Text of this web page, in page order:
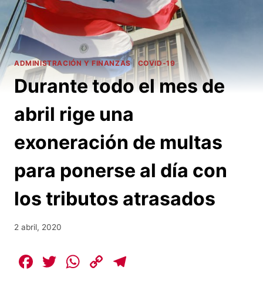
ADMINISTRACIÓN Y FINANZAS| COVID-19
Durante todo el mes de
abril rige una
exoneración de multas
para ponerse al día con
los tributos atrasados
2 abril, 2020
F
T
W C